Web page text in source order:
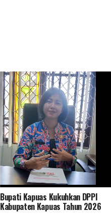
Tingkatkan Pelayanan dan Ramah
Lingkungan Distan Kapuas Relokasi
Bupati Kapuas Kukuhkan DPPI
Kabupaten Kapuas Tahun 2026